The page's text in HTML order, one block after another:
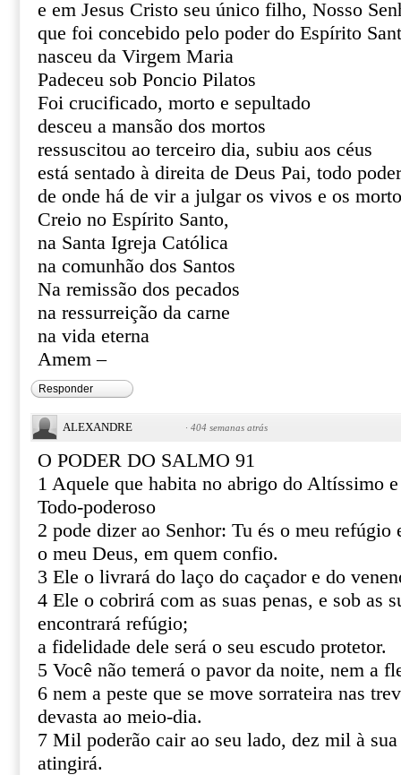
e em Jesus Cristo seu único filho, Nosso
que foi concebido pelo poder do Espírito
nasceu da Virgem Maria
Padeceu sob Poncio Pilatos
Foi crucificado, morto e sepultado
desceu a mansão dos mortos
ressuscitou ao terceiro dia, subiu aos céus
está sentado à direita de Deus Pai, todo
de onde há de vir a julgar os vivos e os
Creio no Espírito Santo,
na Santa Igreja Católica
na comunhão dos Santos
Na remissão dos pecados
na ressurreição da carne
na vida eterna
Amem –
Responder
ALEXANDRE · 404 semanas atrás
O PODER DO SALMO 91
1 Aquele que habita no abrigo do Altíssimo
Todo-poderoso
2 pode dizer ao Senhor: Tu és o meu refúgio
o meu Deus, em quem confio.
3 Ele o livrará do laço do caçador e do
4 Ele o cobrirá com as suas penas, e sob as
encontrará refúgio;
a fidelidade dele será o seu escudo protetor.
5 Você não temerá o pavor da noite, nem a
6 nem a peste que se move sorrateira nas
devasta ao meio-dia.
7 Mil poderão cair ao seu lado, dez mil à
atingirá.